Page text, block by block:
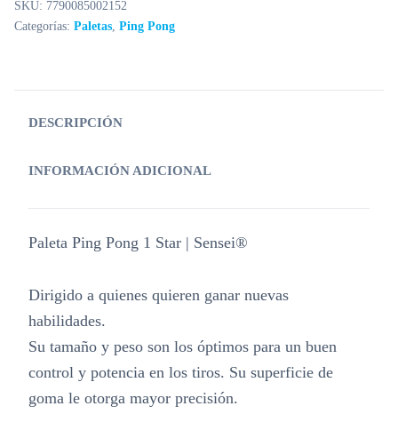
SKU: 7790085002152
Categorías: Paletas, Ping Pong
DESCRIPCIÓN
INFORMACIÓN ADICIONAL
Paleta Ping Pong 1 Star | Sensei®
Dirigido a quienes quieren ganar nuevas
habilidades.
Su tamaño y peso son los óptimos para un buen
control y potencia en los tiros. Su superficie de
goma le otorga mayor precisión.